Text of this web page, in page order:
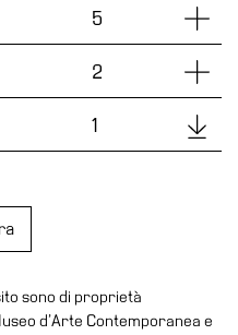
5
2
1
sono di proprietà
d’Arte Contemporanea e